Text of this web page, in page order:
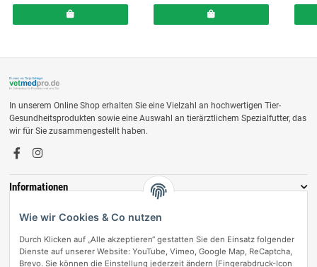
In unserem Online Shop erhalten Sie eine Vielzahl an hochwertigen Tier-
Gesundheitsprodukten sowie eine Auswahl an tierärztlichem Spezialfutter, das
wir für Sie zusammengestellt haben.
Informationen
Zahlungsmöglichkeiten
Wie wir Cookies & Co nutzen
Durch Klicken auf „Alle akzeptieren“ gestatten Sie den Einsatz folgender
Dienste auf unserer Website: YouTube, Vimeo, Google Map, ReCaptcha,
Brevo. Sie können die Einstellung jederzeit ändern (Fingerabdruck-Icon